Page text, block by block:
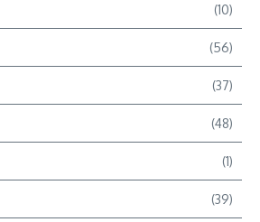
(10)
(56)
(37)
(48)
(1)
(39)